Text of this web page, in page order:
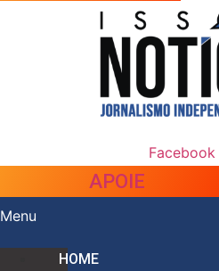
Facebook
APOIE
Menu
HOME